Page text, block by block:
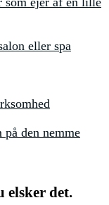
eller spa
den nemme
elsker det.